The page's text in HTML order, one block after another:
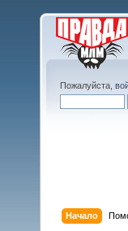
Пожалуйста,
Начало